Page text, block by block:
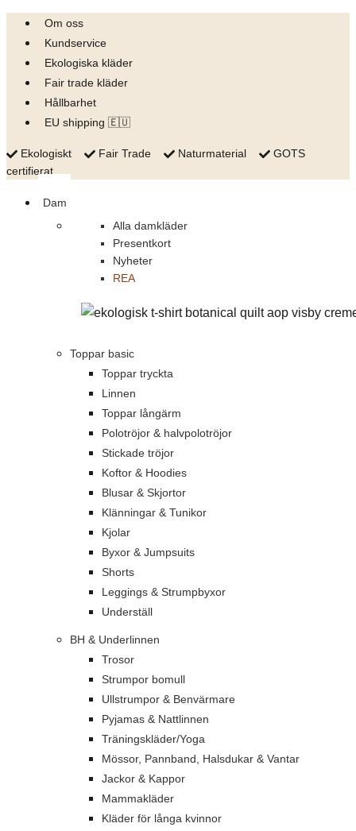
Skip
content
Om oss
Kundservice
Ekologiska kläder
Fair trade kläder
Hållbarhet
EU shipping 🇪🇺
Ekologiskt Fair Trade Naturmaterial
GOTS
certifierat
Dam
Alla damkläder
Presentkort
Nyheter
REA
Toppar basic
Toppar tryckta
Linnen
Toppar långärm
Polotröjor & halvpolotröjor
Stickade tröjor
Koftor & Hoodies
Blusar & Skjortor
Klänningar & Tunikor
Kjolar
Byxor & Jumpsuits
Shorts
Leggings & Strumpbyxor
Underställ
BH & Underlinnen
Trosor
Strumpor bomull
Ullstrumpor & Benvärmare
Pyjamas & Nattlinnen
Träningskläder/Yoga
Mössor, Pannband, Halsdukar & Vantar
Jackor & Kappor
Mammakläder
Kläder för långa kvinnor